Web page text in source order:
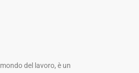
del lavoro, è un